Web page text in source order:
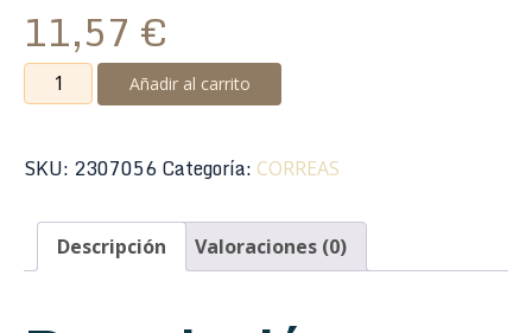
11,57 €
Correa
Levy's
04
Instrument
Series
Añadir al carrito
SKU: 2307056Categoría: CORREAS
Descripción Valoraciones (0)